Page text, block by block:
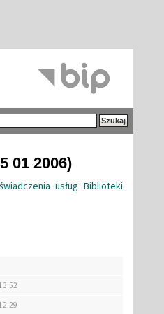
01 2006)
usług Biblioteki